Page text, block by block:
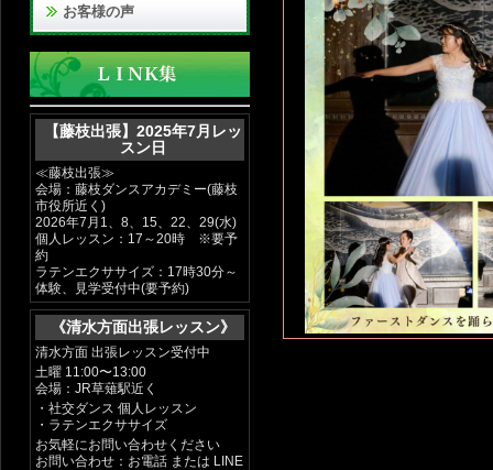
お客様の声
【藤枝出張】2025年7月レッ
スン日
≪藤枝出張≫
会場：藤枝ダンスアカデミー(藤枝
市役所近く)
2026年7月1、8、15、22、29(水)
個人レッスン：17～20時 ※要予
約
ラテンエクササイズ：17時30分～
体験、見学受付中(要予約)
《清水方面出張レッスン》
清水方面 出張レッスン受付中
土曜 11:00〜13:00
会場：JR草薙駅近く
・社交ダンス 個人レッスン
・ラテンエクササイズ
お気軽にお問い合わせください
お問い合わせ：お電話 または LINE